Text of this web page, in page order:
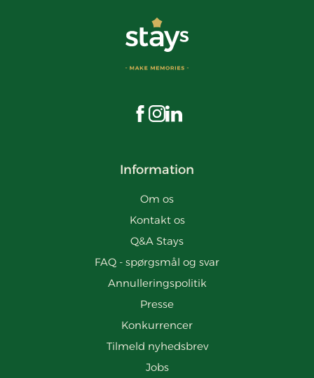
Besøg os på Facebook
Besøg os på Instagram
Besøg os på LinkedIn
Information
Om os
Kontakt os
Q&A Stays
FAQ - spørgsmål og svar
Annulleringspolitik
Presse
Konkurrencer
Tilmeld nyhedsbrev
Jobs